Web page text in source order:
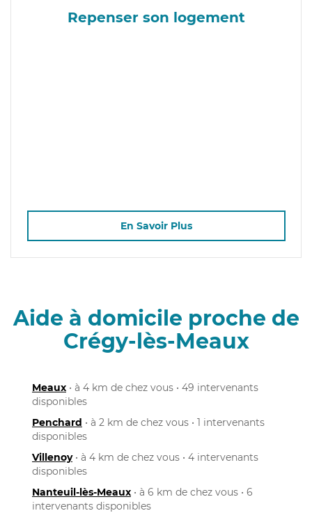
Repenser son logement
En Savoir Plus
Aide à domicile proche de
Crégy-lès-Meaux
Meaux • à 4 km de chez vous • 49 intervenants
disponibles
Penchard • à 2 km de chez vous • 1 intervenants
disponibles
Villenoy• à 4 km de chez vous • 4 intervenants
disponibles
Nanteuil-lès-Meaux • à 6 km de chez vous • 6
intervenants disponibles